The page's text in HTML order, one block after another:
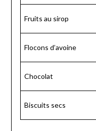
Fruits au sirop
Flocons d’avoine
Chocolat
Biscuits secs